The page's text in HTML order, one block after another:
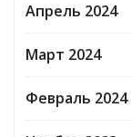
Апрель 2024
Март 2024
Февраль 2024